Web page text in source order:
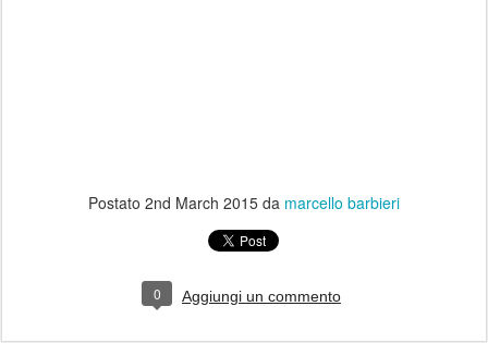
Postato 2nd March 2015 da marcello barbieri
0 Aggiungi un commento